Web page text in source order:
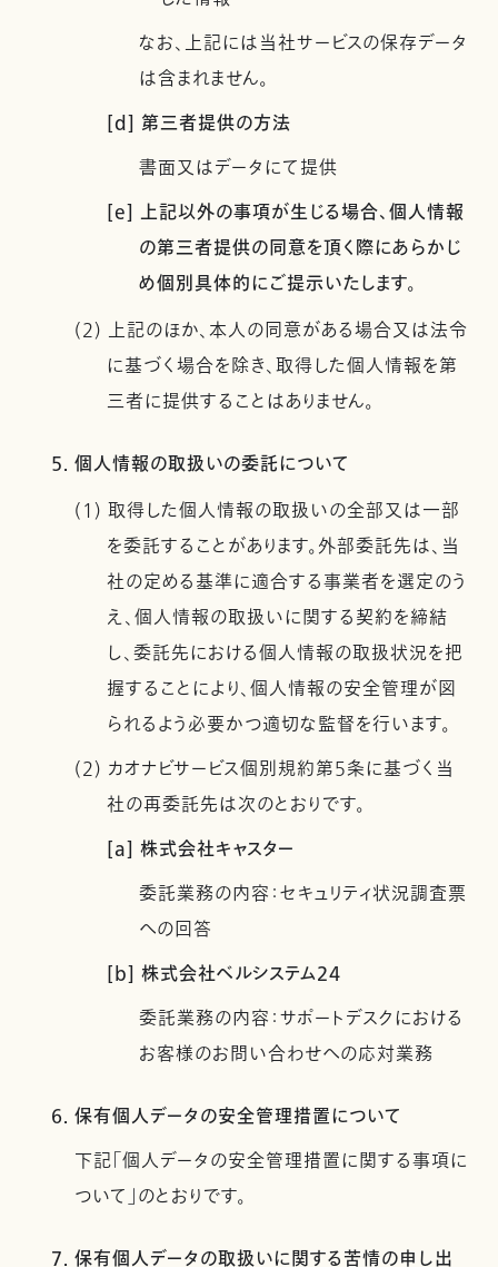
なお、上記には当社サービスの保存データ
は含まれません。
[d] 第三者提供の方法
書面又はデータにて提供
[e] 上記以外の事項が生じる場合、個人情報
の第三者提供の同意を頂く際にあらかじ
め個別具体的にご提示いたします。
(2) 上記のほか、本人の同意がある場合又は法令
に基づく場合を除き、取得した個人情報を第
三者に提供することはありません。
5. 個人情報の取扱いの委託について
(1) 取得した個人情報の取扱いの全部又は一部
を委託することがあります。外部委託先は、当
社の定める基準に適合する事業者を選定のう
え、個人情報の取扱いに関する契約を締結
し、委託先における個人情報の取扱状況を把
握することにより、個人情報の安全管理が図
られるよう必要かつ適切な監督を行います。
(2) カオナビサービス個別規約第5条に基づく当
社の再委託先は次のとおりです。
[a] 株式会社キャスター
委託業務の内容：セキュリティ状況調査票
への回答
[b] 株式会社ベルシステム24
委託業務の内容：サポートデスクにおける
お客様のお問い合わせへの応対業務
6. 保有個人データの安全管理措置について
下記「個人データの安全管理措置に関する事項に
ついて」のとおりです。
7. 保有個人データの取扱いに関する苦情の申し出